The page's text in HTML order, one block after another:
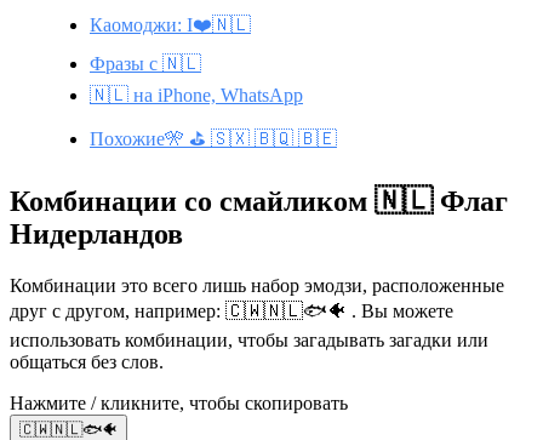
Каомоджи: I❤️🇳🇱
Фразы с 🇳🇱
🇳🇱 на iPhone, WhatsApp
Похожие🎌 ⛳ 🇸🇽 🇧🇶 🇧🇪
Комбинации со смайликом 🇳🇱 Флаг
Нидерландов
Комбинации это всего лишь набор эмодзи, расположенные
друг с другом, например: 🇨🇼🇳🇱🐟🐠 . Вы можете
использовать комбинации, чтобы загадывать загадки или
общаться без слов.
Нажмите / кликните, чтобы скопировать
🇨🇼🇳🇱🐟🐠